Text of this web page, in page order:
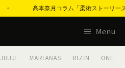
髙本奈月コラム「柔術ストーリーズ」
Menu
JBJJF MARIANAS RIZIN ONE